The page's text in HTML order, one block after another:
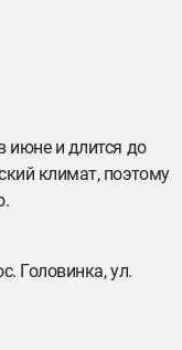
июне и длится до
климат, поэтому
Головинка, ул.